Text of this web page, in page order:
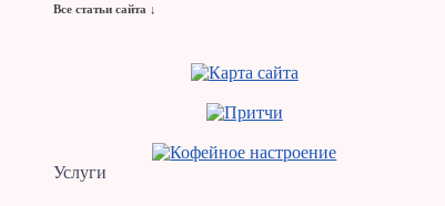
Все статьи сайта ↓
Услуги